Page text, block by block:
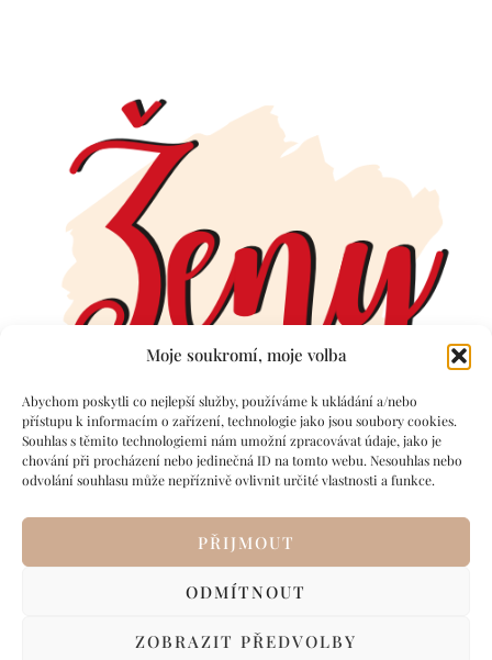
Moje soukromí, moje volba
Abychom poskytli co nejlepší služby, používáme k ukládání a/nebo
přístupu k informacím o zařízení, technologie jako jsou soubory cookies.
Souhlas s těmito technologiemi nám umožní zpracovávat údaje, jako je
chování při procházení nebo jedinečná ID na tomto webu. Nesouhlas nebo
odvolání souhlasu může nepříznivě ovlivnit určité vlastnosti a funkce.
PŘIJMOUT
ODMÍTNOUT
ZOBRAZIT PŘEDVOLBY